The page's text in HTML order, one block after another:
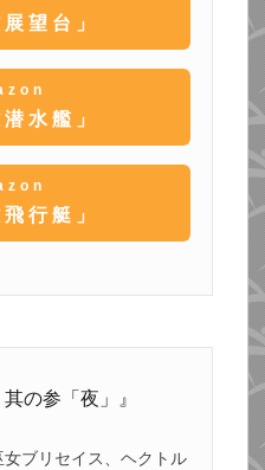
望台」
水艦」
行艇」
の参「夜」』
女ブリセイス、ヘクトル